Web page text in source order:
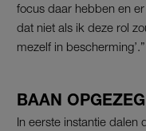
focus daar hebben en er
dat niet als ik deze rol
mezelf in bescherming’.”
BAAN
In eerste instantie dalen